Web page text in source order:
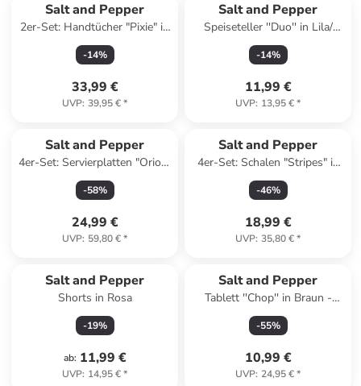
Salt and Pepper
2er-Set: Handtücher "Pixie" in
Rot/ Pink - (L)100 x (B)50 cm
-14%
33,99 €
UVP: 39,95 €*
Salt and Pepper
Speiseteller ''Duo'' in Lila/
Orange - Ø 26 cm
-14%
11,99 €
UVP: 13,95 €*
Salt and Pepper
4er-Set: Servierplatten "Orion"
in Beige - (B)25 x (H)13 cm
-58%
24,99 €
UVP: 59,80 €*
Salt and Pepper
4er-Set: Schalen "Stripes" in
Weiß/ Blau - (H)3,5 x Ø 23,5
cm
-46%
18,99 €
UVP: 35,80 €*
Salt and Pepper
Shorts in Rosa
-19%
ab: 11,99 €
UVP: 14,95 €*
Salt and Pepper
Tablett ''Chop'' in Braun -
(H)3,5 x Ø 25 cm
-55%
10,99 €
UVP: 24,95 €*